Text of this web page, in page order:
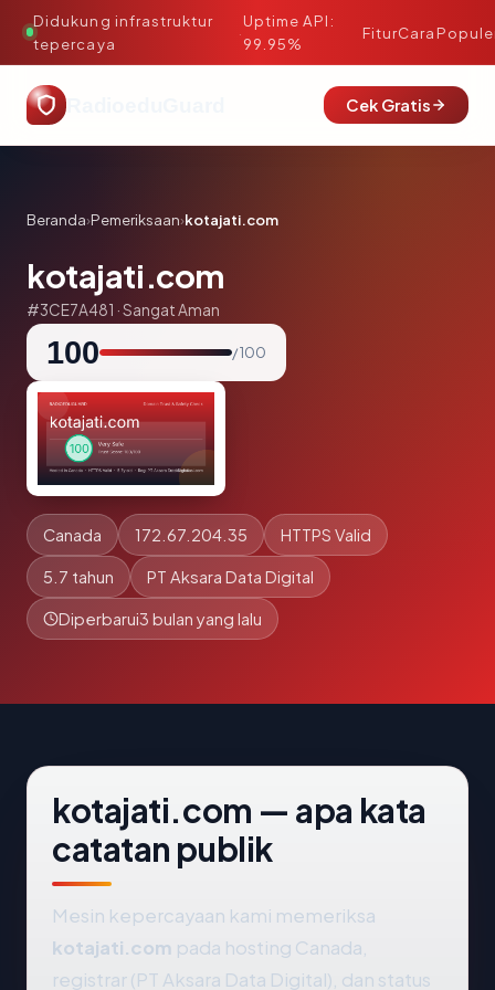
Didukung infrastruktur
tepercaya
·
Uptime API:
99.95%
FiturCara
Cek Gratis
Beranda›Pemeriksaan›kotajati.com
kotajati.com
#3CE7A481 · Sangat Aman
100 / 100
Canada 172.67.204.35 HTTPS Valid
5.7 tahun PT Aksara Data Digital
Diperbarui3 bulan yang lalu
kotajati.com — apa kata
catatan publik
Mesin kepercayaan kami memeriksa
kotajati.com pada hosting Canada,
registrar (PT Aksara Data Digital), dan status